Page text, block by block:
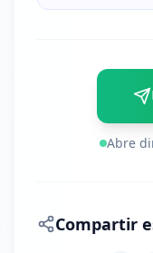
Abre
Compartir